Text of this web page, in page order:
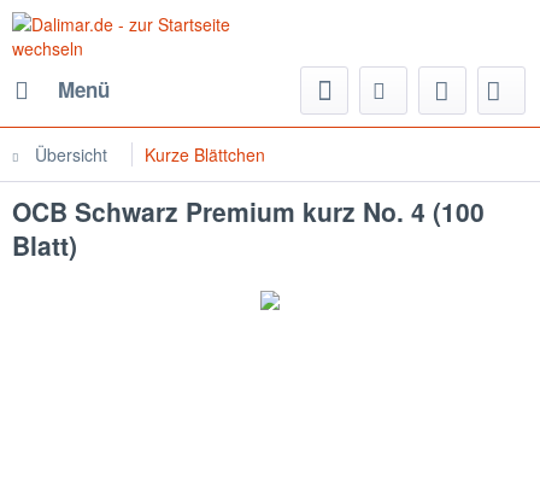
Menü
Übersicht Kurze Blättchen
OCB Schwarz Premium kurz No. 4 (100
Blatt)